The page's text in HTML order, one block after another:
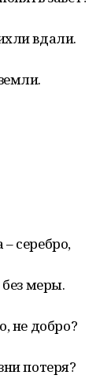
вдали.
серебро,
меры.
не добро?
потеря?